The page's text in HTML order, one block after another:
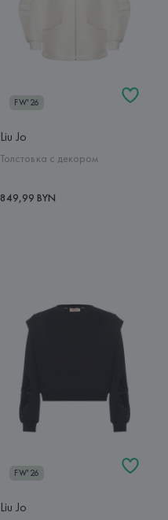
FW'26
Liu Jo
Толстовка с декором
849,99 BYN
FW'26
Liu Jo